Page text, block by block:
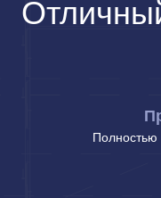
Полностью